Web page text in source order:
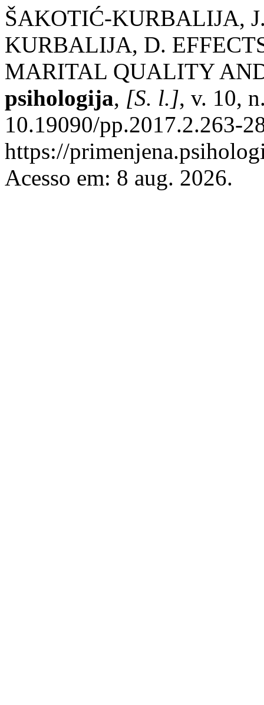
ŠAKOTIĆ-KURBALIJA,
KURBALIJA, D.
MARITAL QUALITY
psihologija, [S. l.], v. 10,
10.19090/pp.2017.2.263-
https://
Acesso em: 8 aug. 2026.